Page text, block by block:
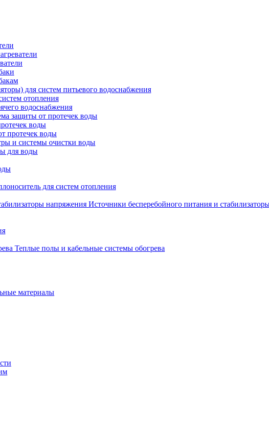
для систем питьевого водоснабжения
отопления
водоснабжения
защиты от протечек воды
воды
протечек воды
и системы очистки воды
для воды
для систем отопления
Источники бесперебойного питания и
Теплые полы и кабельные системы обогрева
материалы